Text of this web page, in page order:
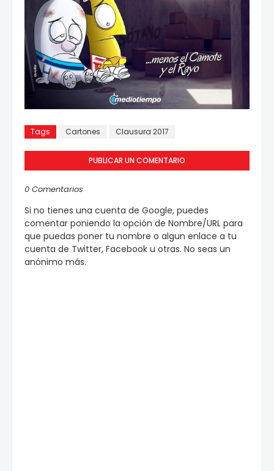
Tags Cartones Clausura 2017
PUBLICAR UN COMENTARIO
0 Comentarios
Si no tienes una cuenta de Google, puedes
comentar poniendo la opción de Nombre/URL para
que puedas poner tu nombre o algun enlace a tu
cuenta de Twitter, Facebook u otras. No seas un
anónimo más.